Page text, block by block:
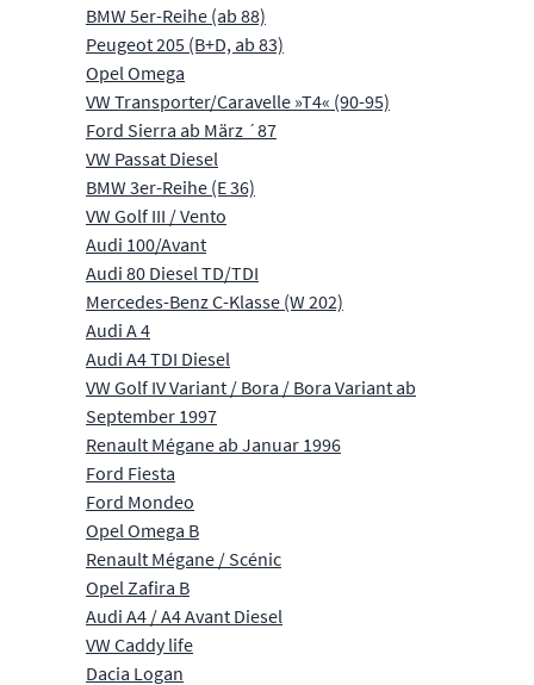
BMW 5er-Reihe (ab 88)
Peugeot 205 (B+D, ab 83)
Opel Omega
VW Transporter/Caravelle »T4« (90-95)
Ford Sierra ab März ´87
VW Passat Diesel
BMW 3er-Reihe (E 36)
VW Golf III / Vento
Audi 100/Avant
Audi 80 Diesel TD/TDI
Mercedes-Benz C-Klasse (W 202)
Audi A 4
Audi A4 TDI Diesel
VW Golf IV Variant / Bora / Bora Variant ab
September 1997
Renault Mégane ab Januar 1996
Ford Fiesta
Ford Mondeo
Opel Omega B
Renault Mégane / Scénic
Opel Zafira B
Audi A4 / A4 Avant Diesel
VW Caddy life
Dacia Logan